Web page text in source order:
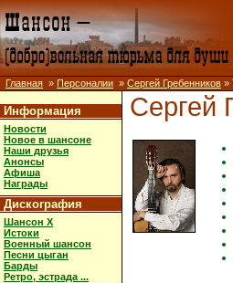
Главная » Персоналии » Сергей Гребенников »
Информация
Новости
Новое в шансоне
Наши друзья
Анонсы
Афиша
Награды
Дискография
Шансон X
Истоки
Военный шансон
Песни цыган
Барды
Ретро, эстрада ...